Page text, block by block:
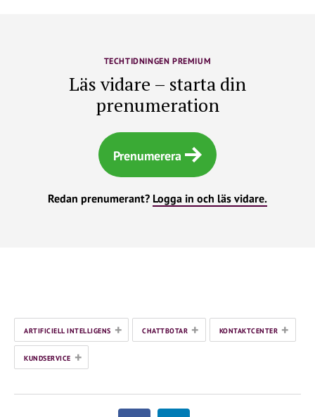
TECHTIDNINGEN PREMIUM
Läs vidare – starta din
prenumeration
Prenumerera
Redan prenumerant? Logga in och läs vidare.
ARTIFICIELL INTELLIGENS + CHATTBOTAR + KONTAKTCENTER +
KUNDSERVICE +